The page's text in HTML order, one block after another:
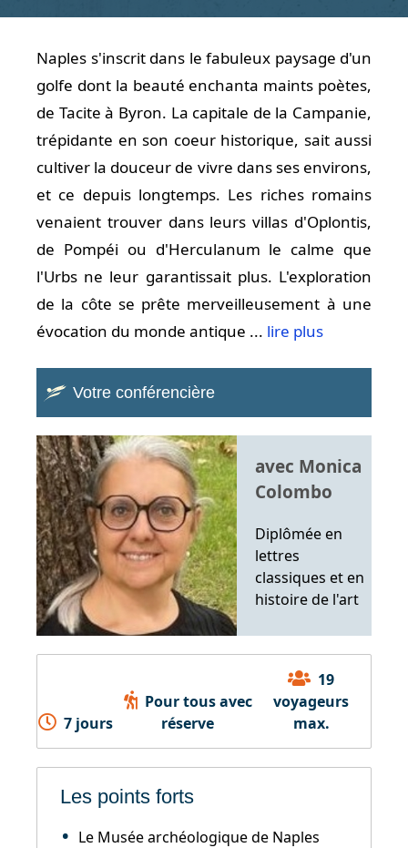
Naples s'inscrit dans le fabuleux paysage d'un
golfe dont la beauté enchanta maints poètes,
de Tacite à Byron. La capitale de la Campanie,
trépidante en son coeur historique, sait aussi
cultiver la douceur de vivre dans ses environs,
et ce depuis longtemps. Les riches romains
venaient trouver dans leurs villas d'Oplontis,
de Pompéi ou d'Herculanum le calme que
l'Urbs ne leur garantissait plus. L'exploration
de la côte se prête merveilleusement à une
évocation du monde antique ... lire plus
Votre conférencière
avec Monica
Colombo
Diplômée en
lettres
classiques et en
histoire de l'art
7 jours
Pour tous avec
réserve
19
voyageurs
max.
Les points forts
Le Musée archéologique de Naples